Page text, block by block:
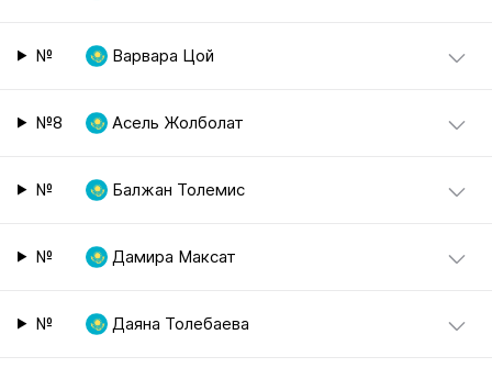
№ Варвара Цой
№8 Асель Жолболат
№ Балжан Толемис
№ Дамира Максат
№ Даяна Толебаева